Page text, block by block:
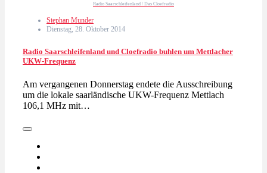
Radio Saarschleifenland / Das Cloefradio
Stephan Munder
Dienstag, 28. Oktober 2014
Radio Saarschleifenland und Cloefradio buhlen um Mettlacher
UKW-Frequenz
Am vergangenen Donnerstag endete die Ausschreibung
um die lokale saarländische UKW-Frequenz Mettlach
106,1 MHz mit…